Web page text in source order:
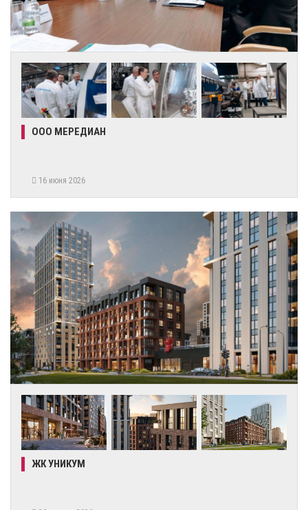
ООО МЕРЕДИАН
16 июня 2026
ЖК УНИКУМ